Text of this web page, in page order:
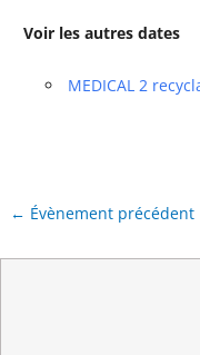
Voir les autres dates
MEDICAL 2
← Évènement précédent